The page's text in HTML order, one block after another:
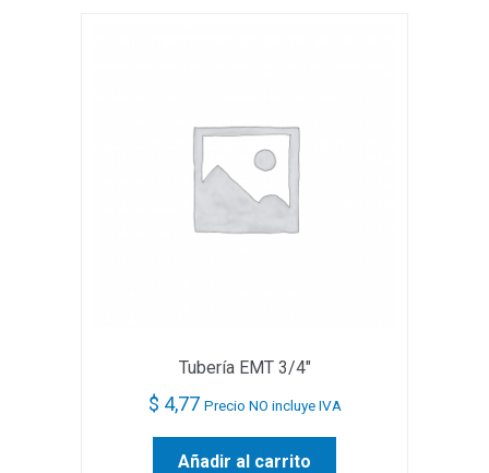
Tubería EMT 3/4″
$ 4,77 Precio NO incluye IVA
Añadir al carrito